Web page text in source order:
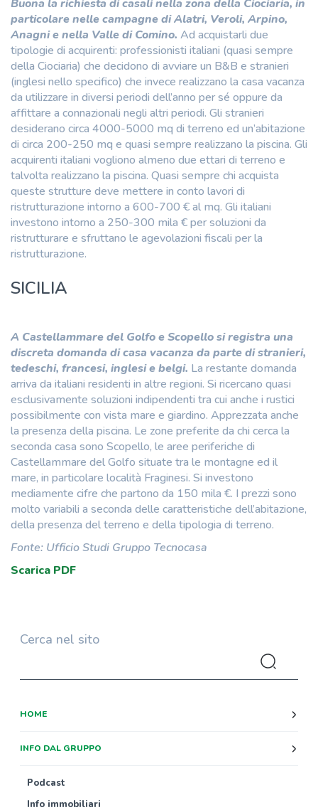
Buona la richiesta di casali nella zona della Ciociaria, in
particolare nelle campagne di Alatri, Veroli, Arpino,
Anagni e nella Valle di Comino. Ad acquistarli due
tipologie di acquirenti: professionisti italiani (quasi sempre
della Ciociaria) che decidono di avviare un B&B e stranieri
(inglesi nello specifico) che invece realizzano la casa vacanza
da utilizzare in diversi periodi dell’anno per sé oppure da
affittare a connazionali negli altri periodi. Gli stranieri
desiderano circa 4000-5000 mq di terreno ed un’abitazione
di circa 200-250 mq e quasi sempre realizzano la piscina. Gli
acquirenti italiani vogliono almeno due ettari di terreno e
talvolta realizzano la piscina. Quasi sempre chi acquista
queste strutture deve mettere in conto lavori di
ristrutturazione intorno a 600-700 € al mq. Gli italiani
investono intorno a 250-300 mila € per soluzioni da
ristrutturare e sfruttano le agevolazioni fiscali per la
ristrutturazione.
SICILIA
A Castellammare del Golfo e Scopello si registra una
discreta domanda di casa vacanza da parte di stranieri,
tedeschi, francesi, inglesi e belgi. La restante domanda
arriva da italiani residenti in altre regioni. Si ricercano quasi
esclusivamente soluzioni indipendenti tra cui anche i rustici
possibilmente con vista mare e giardino. Apprezzata anche
la presenza della piscina. Le zone preferite da chi cerca la
seconda casa sono Scopello, le aree periferiche di
Castellammare del Golfo situate tra le montagne ed il
mare, in particolare località Fraginesi. Si investono
mediamente cifre che partono da 150 mila €. I prezzi sono
molto variabili a seconda delle caratteristiche dell’abitazione,
della presenza del terreno e della tipologia di terreno.
Fonte: Ufficio Studi Gruppo Tecnocasa
Scarica PDF
Cerca nel sito
HOME
INFO DAL GRUPPO
Podcast
Info immobiliari